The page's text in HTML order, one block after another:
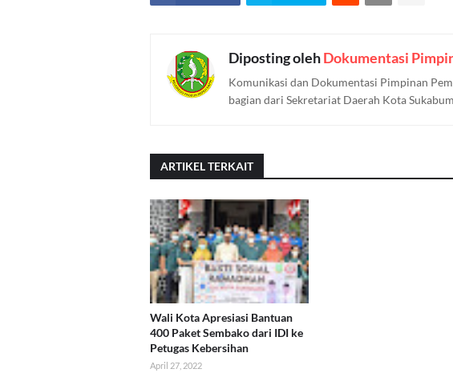
Diposting olehDokumentasi
Komunikasi dan Dokumentasi Pimpinan
bagian dari Sekretariat Daerah Kota
ARTIKEL TERKAIT
Wali Kota Apresiasi Bantuan
400 Paket Sembako dari IDI ke
Petugas Kebersihan
April 27, 2022